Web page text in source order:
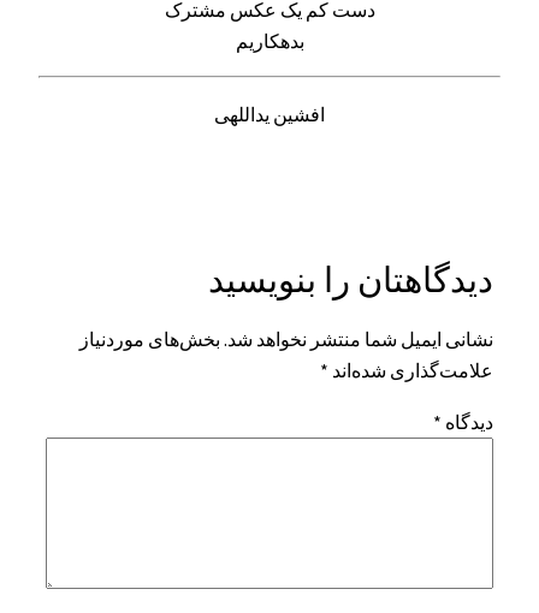
دست کم یک عکس مشترک
بدهکاریم
افشین یداللهی
دیدگاهتان را بنویسید
نشانی ایمیل شما منتشر نخواهد شد. بخش‌های موردنیاز
علامت‌گذاری شده‌اند *
دیدگاه *